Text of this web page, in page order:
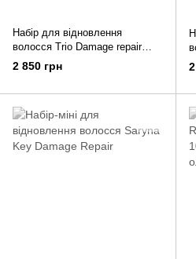
Набір для відновлення
волосся Trio Damage repair
Light Saryna Key (шампунь 500
мл, маска 500 мл, олія 105 мл)
2 850 грн